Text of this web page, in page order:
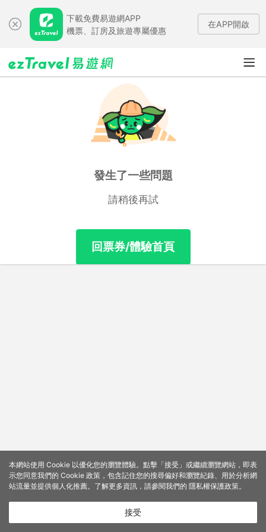
下載免費易遊網APP
機票、訂房及旅遊專屬優惠
在APP開啟
發生了一些問題
請稍後再試
回票券/體驗首頁
本網站使用 Cookie 以優化您的瀏覽體驗。點擊「接受」或繼續瀏覽網站，即表
示您同意我們的 Cookie 政策，包含記住您的搜尋偏好和瀏覽紀錄、用於分析網
站流量並提供個人化推薦。了解更多資訊，請參閱我們的 隱私權保護政策。
接受